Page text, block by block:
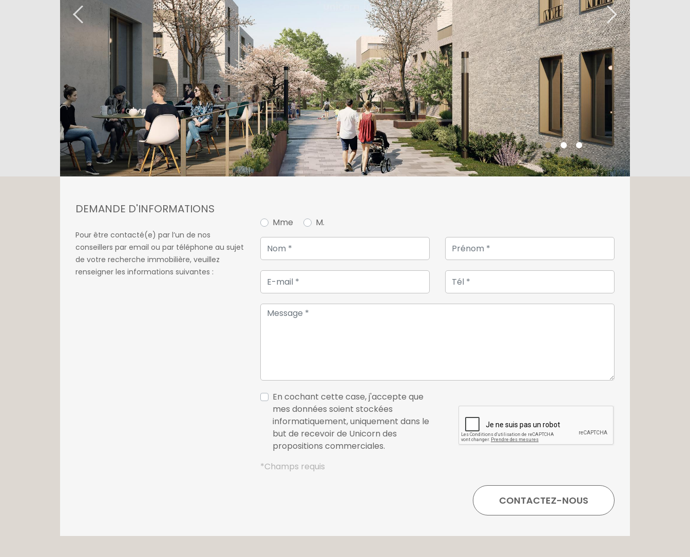
Pour plus d'information ou pour effectuer une visite, contactez
notre agence immobilière Unicorn au +352 26 54 17 17 ou par e-
mail info@unicorn.lu
DEMANDE D'INFORMATIONS
Pour être contacté(e) par l’un de nos
conseillers par email ou par téléphone au sujet
de votre recherche immobilière, veuillez
renseigner les informations suivantes :
Mme M.
En cochant cette case, j'accepte que
mes données soient stockées
informatiquement, uniquement dans le
but de recevoir de Unicorn des
propositions commerciales.
*Champs requis